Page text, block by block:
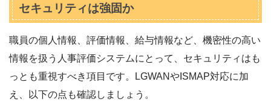
セキュリティは強固か
職員の個人情報、評価情報、給与情報など、機密性の高い
情報を扱う人事評価システムにとって、セキュリティはも
っとも重視すべき項目です。LGWANやISMAP対応に加
え、以下の点も確認しましょう。